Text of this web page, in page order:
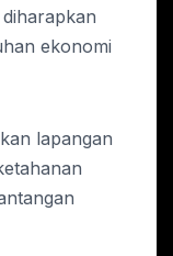
ekonomi
lapangan